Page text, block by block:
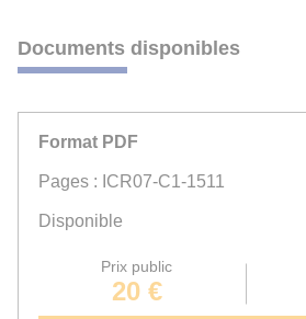
Documents disponibles
Format PDF
Pages : ICR07-C1-1511
Disponible
Prix public
20 €